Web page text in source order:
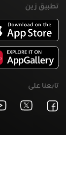
تطبيق زين
تابعنا على